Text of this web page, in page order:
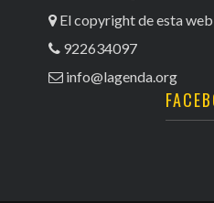
El copyright de esta
922634097
info@lagenda.org